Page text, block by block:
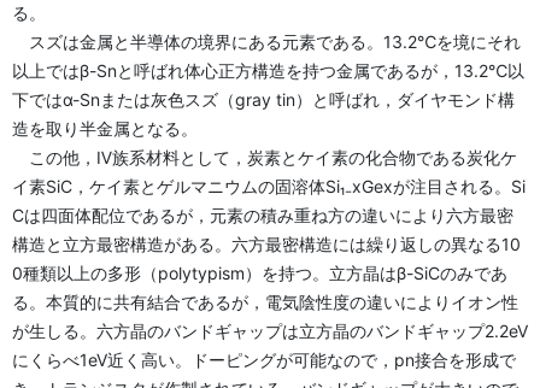
る。
スズは金属と半導体の境界にある元素である。13.2℃を境にそれ
以上ではβ-Snと呼ばれ体心正方構造を持つ金属であるが，13.2℃以
下ではα-Snまたは灰色スズ（gray tin）と呼ばれ，ダイヤモンド構
造を取り半金属となる。
この他，Ⅳ族系材料として，炭素とケイ素の化合物である炭化ケ
イ素SiC，ケイ素とゲルマニウムの固溶体Si₁₋xGexが注目される。Si
Cは四面体配位であるが，元素の積み重ね方の違いにより六方最密
構造と立方最密構造がある。六方最密構造には繰り返しの異なる10
0種類以上の多形（polytypism）を持つ。立方晶はβ-SiCのみであ
る。本質的に共有結合であるが，電気陰性度の違いによりイオン性
が生しる。六方晶のバンドギャップは立方晶のバンドギャップ2.2eV
にくらべ1eV近く高い。ドーピングが可能なので，pn接合を形成で